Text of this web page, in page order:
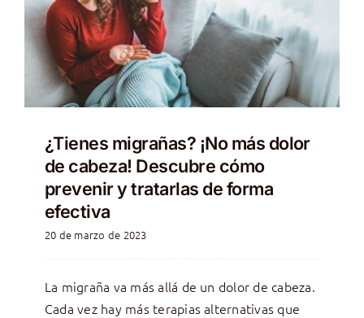
¿Tienes migrañas? ¡No más dolor
de cabeza! Descubre cómo
prevenir y tratarlas de forma
efectiva
20 de marzo de 2023
La migraña va más allá de un dolor de cabeza.
Cada vez hay más terapias alternativas que